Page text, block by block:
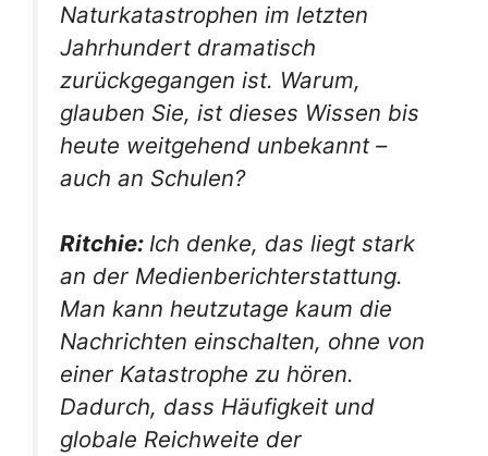
Naturkatastrophen im letzten
Jahrhundert dramatisch
zurückgegangen ist. Warum,
glauben Sie, ist dieses Wissen bis
heute weitgehend unbekannt –
auch an Schulen?
Ritchie: Ich denke, das liegt stark
an der Medienberichterstattung.
Man kann heutzutage kaum die
Nachrichten einschalten, ohne von
einer Katastrophe zu hören.
Dadurch, dass Häufigkeit und
globale Reichweite der